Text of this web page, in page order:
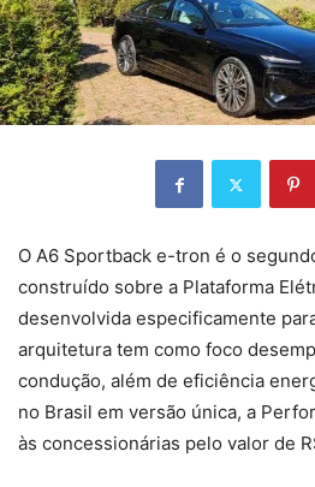
O A6 Sportback e-tron é o
construído sobre a Plataforma
desenvolvida especificamente
arquitetura tem como foco
condução, além de eficiência
no Brasil em versão única, a
às concessionárias pelo valor de